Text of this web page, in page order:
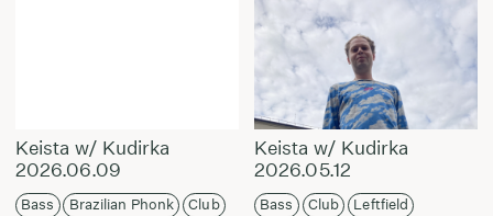
Keista w/ Kudirka
2026.06.09
Bass Brazilian Phonk Club
Keista w/ Kudirka
2026.05.12
Bass Club Leftfield